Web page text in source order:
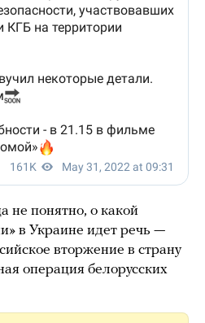
не понятно, о какой
в Украине идет речь —
вторжение в страну
операция белорусских